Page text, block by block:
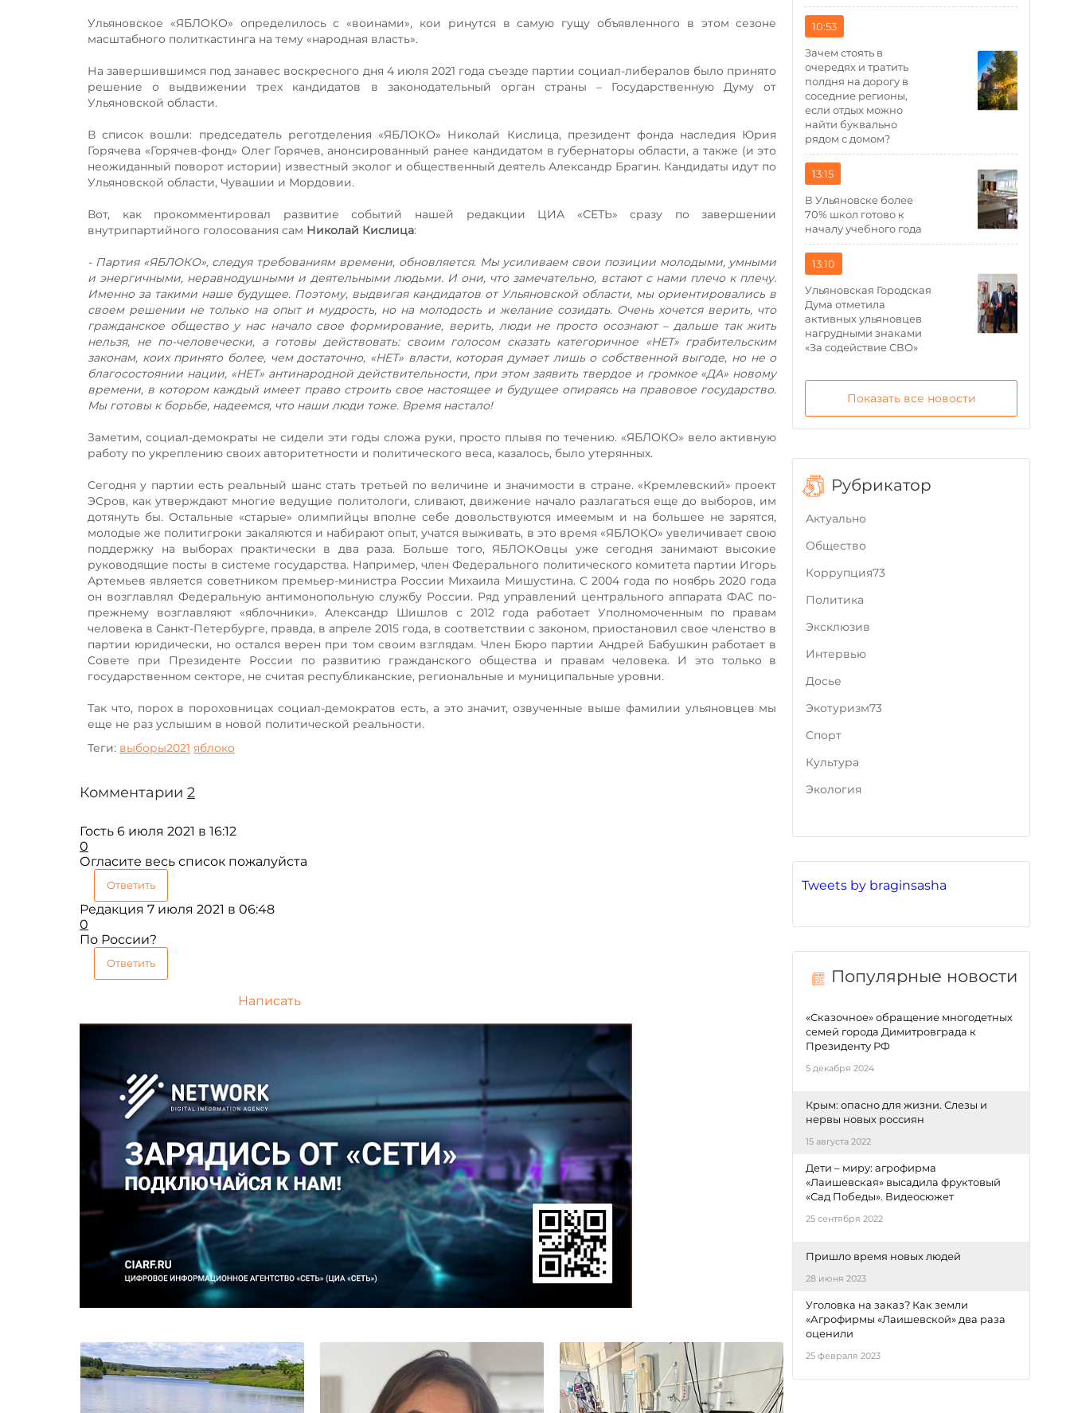
Ульяновское «ЯБЛОКО» определилось с «воинами», кои ринутся в самую гущу объявленного в этом сезоне
масштабного политкастинга на тему «народная власть».
На завершившимся под занавес воскресного дня 4 июля 2021 года съезде партии социал-либералов было принято
решение о выдвижении трех кандидатов в законодательный орган страны – Государственную Думу от
Ульяновской области.
В список вошли: председатель реготделения «ЯБЛОКО» Николай Кислица, президент фонда наследия Юрия
Горячева «Горячев-фонд» Олег Горячев, анонсированный ранее кандидатом в губернаторы области, а также (и это
неожиданный поворот истории) известный эколог и общественный деятель Александр Брагин. Кандидаты идут по
Ульяновской области, Чувашии и Мордовии.
Вот, как прокомментировал развитие событий нашей редакции ЦИА «СЕТЬ» сразу по завершении
внутрипартийного голосования сам Николай Кислица:
- Партия «ЯБЛОКО», следуя требованиям времени, обновляется. Мы усиливаем свои позиции молодыми, умными
и энергичными, неравнодушными и деятельными людьми. И они, что замечательно, встают с нами плечо к плечу.
Именно за такими наше будущее. Поэтому, выдвигая кандидатов от Ульяновской области, мы ориентировались в
своем решении не только на опыт и мудрость, но на молодость и желание созидать. Очень хочется верить, что
гражданское общество у нас начало свое формирование, верить, люди не просто осознают – дальше так жить
нельзя, не по-человечески, а готовы действовать: своим голосом сказать категоричное «НЕТ» грабительским
законам, коих принято более, чем достаточно, «НЕТ» власти, которая думает лишь о собственной выгоде, но не о
благосостоянии нации, «НЕТ» антинародной действительности, при этом заявить твердое и громкое «ДА» новому
времени, в котором каждый имеет право строить свое настоящее и будущее опираясь на правовое государство.
Мы готовы к борьбе, надеемся, что наши люди тоже. Время настало!
Заметим, социал-демократы не сидели эти годы сложа руки, просто плывя по течению. «ЯБЛОКО» вело активную
работу по укреплению своих авторитетности и политического веса, казалось, было утерянных.
Сегодня у партии есть реальный шанс стать третьей по величине и значимости в стране. «Кремлевский» проект
ЭСров, как утверждают многие ведущие политологи, сливают, движение начало разлагаться еще до выборов, им
дотянуть бы. Остальные «старые» олимпийцы вполне себе довольствуются имеемым и на большее не зарятся,
молодые же политигроки закаляются и набирают опыт, учатся выживать, в это время «ЯБЛОКО» увеличивает свою
поддержку на выборах практически в два раза. Больше того, ЯБЛОКОвцы уже сегодня занимают высокие
руководящие посты в системе государства. Например, член Федерального политического комитета партии Игорь
Артемьев является советником премьер-министра России Михаила Мишустина. С 2004 года по ноябрь 2020 года
он возглавлял Федеральную антимонопольную службу России. Ряд управлений центрального аппарата ФАС по-
прежнему возглавляют «яблочники». Александр Шишлов с 2012 года работает Уполномоченным по правам
человека в Санкт-Петербурге, правда, в апреле 2015 года, в соответствии с законом, приостановил свое членство в
партии юридически, но остался верен при том своим взглядам. Член Бюро партии Андрей Бабушкин работает в
Совете при Президенте России по развитию гражданского общества и правам человека. И это только в
государственном секторе, не считая республиканские, региональные и муниципальные уровни.
Так что, порох в пороховницах социал-демократов есть, а это значит, озвученные выше фамилии ульяновцев мы
еще не раз услышим в новой политической реальности.
Теги: выборы2021 яблоко
Комментарии 2
Гость 6 июля 2021 в 16:12
0
Огласите весь список пожалуйста
Ответить
Редакция 7 июля 2021 в 06:48
0
По России?
Ответить
Написать
Tweets by braginsasha
Популярные новости
«Сказочное» обращение многодетных
семей города Димитровграда к
Президенту РФ
5 декабря 2024
Крым: опасно для жизни. Слезы и
нервы новых россиян
15 августа 2022
Дети – миру: агрофирма
«Лаишевская» высадила фруктовый
«Сад Победы». Видеосюжет
25 сентября 2022
Пришло время новых людей
28 июня 2023
Уголовка на заказ? Как земли
«Агрофирмы «Лаишевской» два раза
оценили
25 февраля 2023
10:53
Зачем стоять в
очередях и тратить
полдня на дорогу в
соседние регионы,
если отдых можно
найти буквально
рядом с домом?
13:15
В Ульяновске более
70% школ готово к
началу учебного года
13:10
Ульяновская Городская
Дума отметила
активных ульяновцев
нагрудными знаками
«За содействие СВО»
Показать все новости
Рубрикатор
Актуально
Общество
Коррупция73
Политика
Эксклюзив
Интервью
Досье
Экотуризм73
Cпорт
Культура
Экология